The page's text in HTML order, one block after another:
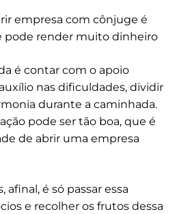
empresa com cônjuge é
pode render muito dinheiro
é contar com o apoio
nas dificuldades, dividir
durante a caminhada.
pode ser tão boa, que é
de abrir uma empresa
é só passar essa
e recolher os frutos dessa